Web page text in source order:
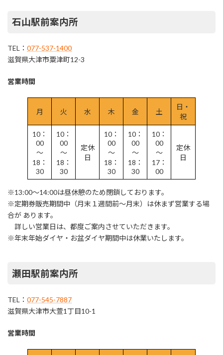
石山駅前案内所
TEL： 077-537-1400
滋賀県大津市粟津町12-3
営業時間
月 火 水 木 金 土
日・
祝
10：
00
～
18：
30
10：
00
～
18：
30
定休
日
10：
00
～
18：
30
10：
00
～
18：
30
10：
00
～
17：
00
定休
日
※13:00～14:00は昼休憩のため閉鎖しております。
※定期券販売期間中（月末１週間前～月末）は休まず営業する場
合が あります。
詳しい営業日は、都度ご案内させていただきます。
※年末年始ダイヤ・お盆ダイヤ期間中は休業いたします。
瀬田駅前案内所
TEL： 077-545-7887
滋賀県大津市大萱1丁目10-1
営業時間